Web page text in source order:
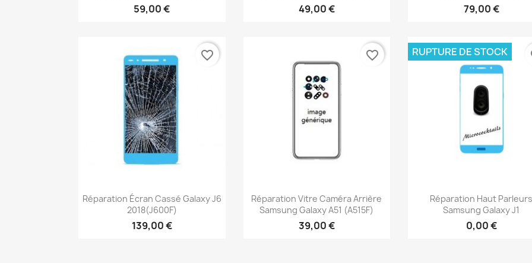
59,00 € 49,00 € 79,00 €
Aperçu rapide
Réparation Écran Cassé Galaxy J6
2018(J600F)
139,00 €
favorite_border
Aperçu rapide
Réparation Vitre Caméra Arrière
Samsung Galaxy A51 (A515F)
39,00 €
favorite_border
Aperçu rapide
Réparation Haut Parleurs
Samsung Galaxy J1
0,00 €
RUPTURE DE STOCK